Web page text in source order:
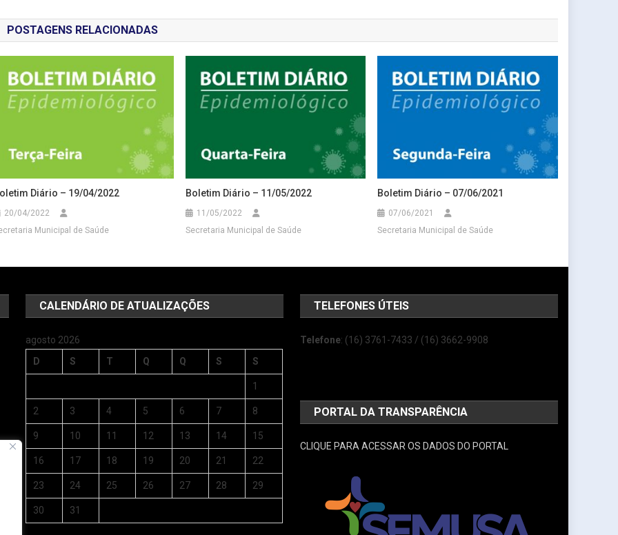
POSTAGENS RELACIONADAS
Diário – 19/04/2022
20/04/2022
Municipal de Saúde
Boletim Diário – 11/05/2022
11/05/2022
Secretaria Municipal de Saúde
Boletim Diário – 07/06/2021
07/06/2021
Secretaria Municipal de Saúde
CALENDÁRIO DE ATUALIZAÇÕES
agosto 2026
D
S T Q Q S S
1
2 3 4 5 6 7 8
9 10 11 12 13 14 15
16 17 18 19 20 21 22
23 24 25 26 27 28 29
30 31
TELEFONES ÚTEIS
Telefone: (16) 3761-7433 / (16) 3662-9908
PORTAL DA TRANSPARÊNCIA
CLIQUE PARA ACESSAR OS DADOS DO PORTAL